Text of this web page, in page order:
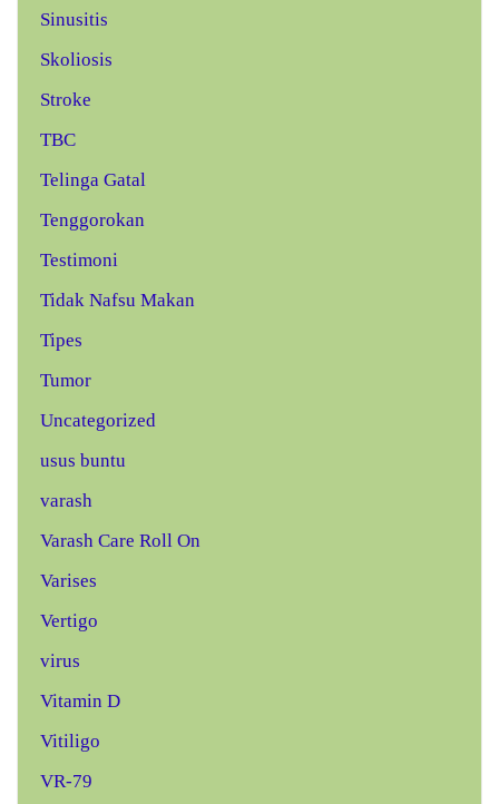
Sinusitis
Skoliosis
Stroke
TBC
Telinga Gatal
Tenggorokan
Testimoni
Tidak Nafsu Makan
Tipes
Tumor
Uncategorized
usus buntu
varash
Varash Care Roll On
Varises
Vertigo
virus
Vitamin D
Vitiligo
VR-79